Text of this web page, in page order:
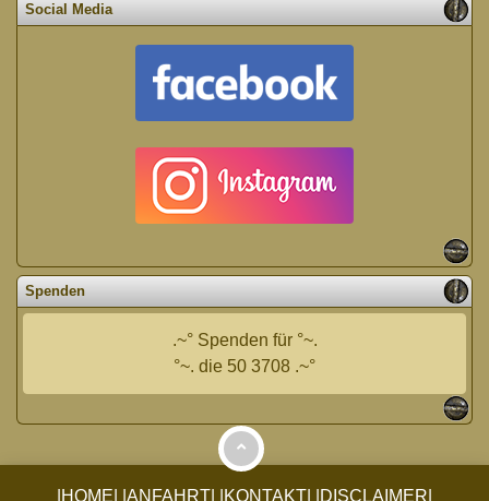
Social Media
Spenden
.~° Spenden für °~.
°~. die 50 3708 .~°
|HOME| |ANFAHRT| |KONTAKT| |DISCLAIMER|